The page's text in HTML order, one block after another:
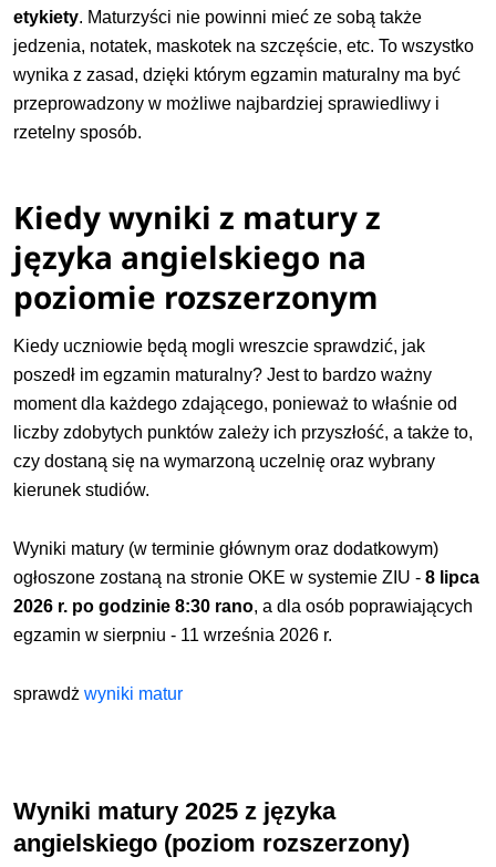
etykiety. Maturzyści nie powinni mieć ze sobą także
jedzenia, notatek, maskotek na szczęście, etc. To wszystko
wynika z zasad, dzięki którym egzamin maturalny ma być
przeprowadzony w możliwe najbardziej sprawiedliwy i
rzetelny sposób.
Kiedy wyniki z matury z
języka angielskiego na
poziomie rozszerzonym
Kiedy uczniowie będą mogli wreszcie sprawdzić, jak
poszedł im egzamin maturalny? Jest to bardzo ważny
moment dla każdego zdającego, ponieważ to właśnie od
liczby zdobytych punktów zależy ich przyszłość, a także to,
czy dostaną się na wymarzoną uczelnię oraz wybrany
kierunek studiów.
Wyniki matury (w terminie głównym oraz dodatkowym)
ogłoszone zostaną na stronie OKE w systemie ZIU -8 lipca
2026 r. po godzinie 8:30 rano, a dla osób poprawiających
egzamin w sierpniu - 11 września 2026 r.
sprawdżwyniki matur
Wyniki matury 2025 z języka
angielskiego (poziom rozszerzony)